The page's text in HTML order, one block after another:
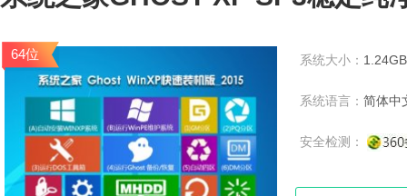
64位 系统大小： 1.24GB
系统语言： 简体中
安全检测：